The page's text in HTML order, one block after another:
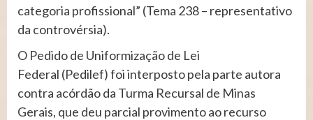
categoria profissional” (Tema 238 – representativo
da controvérsia).
O Pedido de Uniformização de Lei
Federal (Pedilef) foi interposto pela parte autora
contra acórdão da Turma Recursal de Minas
Gerais, que deu parcial provimento ao recurso